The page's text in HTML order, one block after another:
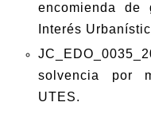
encomienda de
Interés
solvencia por
UTES.